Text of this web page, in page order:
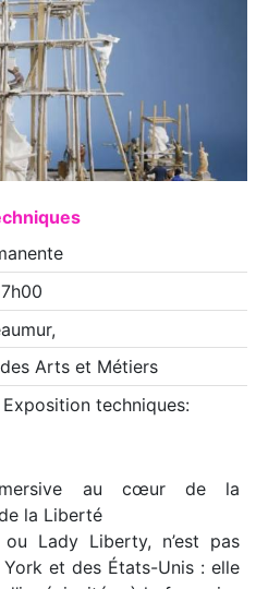
Arts et Métiers
techniques:
au cœur de la
la Liberté
Lady Liberty, n’est pas
York et des États-Unis : elle